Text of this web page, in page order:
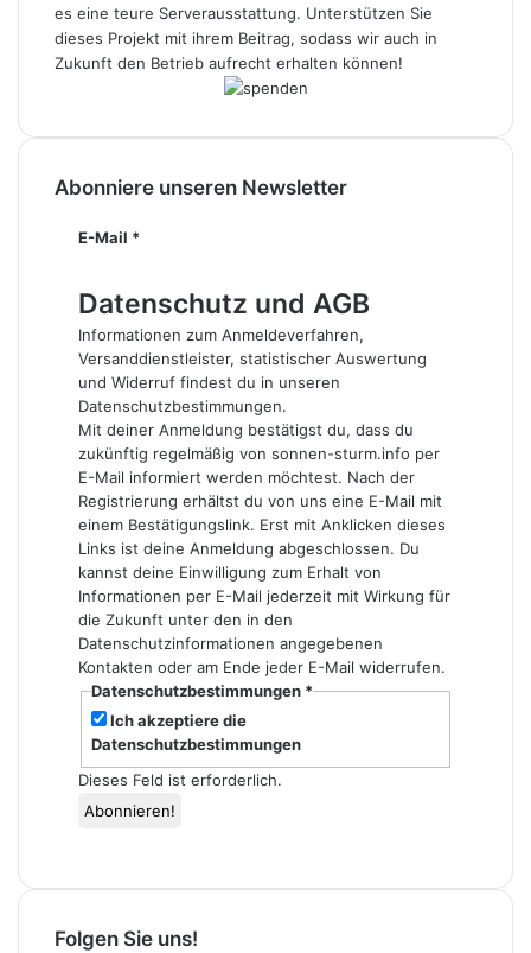
es eine teure Serverausstattung. Unterstützen Sie
dieses Projekt mit ihrem Beitrag, sodass wir auch in
Zukunft den Betrieb aufrecht erhalten können!
Abonniere unseren Newsletter
E-Mail *
Datenschutz und AGB
Informationen zum Anmeldeverfahren,
Versanddienstleister, statistischer Auswertung
und Widerruf findest du in unseren
Datenschutzbestimmungen.
Mit deiner Anmeldung bestätigst du, dass du
zukünftig regelmäßig von sonnen-sturm.info per
E-Mail informiert werden möchtest. Nach der
Registrierung erhältst du von uns eine E-Mail mit
einem Bestätigungslink. Erst mit Anklicken dieses
Links ist deine Anmeldung abgeschlossen. Du
kannst deine Einwilligung zum Erhalt von
Informationen per E-Mail jederzeit mit Wirkung für
die Zukunft unter den in den
Datenschutzinformationen angegebenen
Kontakten oder am Ende jeder E-Mail widerrufen.
Datenschutzbestimmungen *
Ich akzeptiere die
Datenschutzbestimmungen
Dieses Feld ist erforderlich.
Folgen Sie uns!